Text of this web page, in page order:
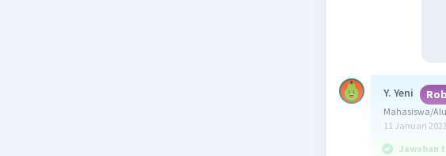
Y. Yeni
Mahasiswa/
11 Januari
Jawaban